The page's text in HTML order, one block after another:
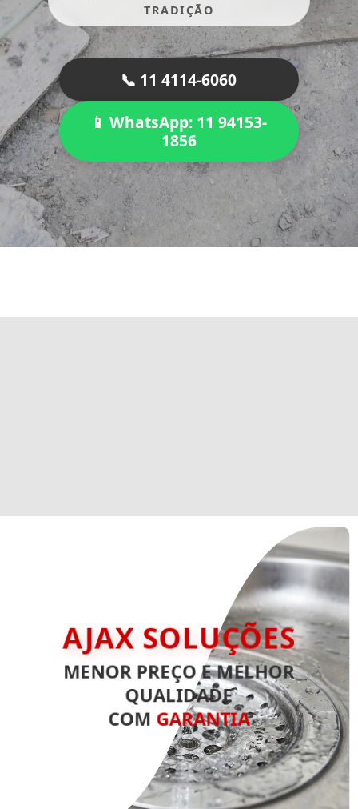
TRADIÇÃO
📞 11 4114-6060
📱 WhatsApp: 11 94153-
1856
AJAX SOLUÇÕES
MENOR PREÇO E MELHOR
QUALIDADE
COM GARANTIA